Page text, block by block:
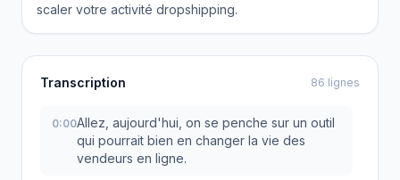
scaler votre activité dropshipping.
Transcription 86 lignes
0:00Allez, aujourd'hui, on se penche sur un outil
qui pourrait bien en changer la vie des
vendeurs en ligne.